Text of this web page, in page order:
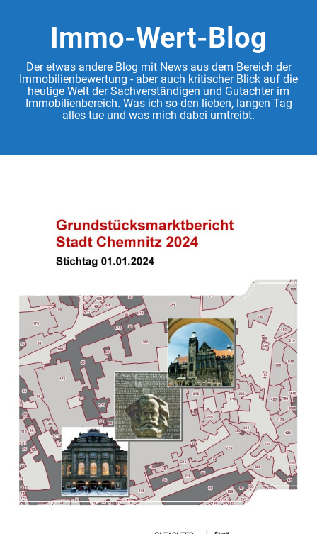
Immo-Wert-Blog
Der etwas andere Blog mit News aus dem Bereich der
Immobilienbewertung - aber auch kritischer Blick auf die
heutige Welt der Sachverständigen und Gutachter im
Immobilienbereich. Was ich so den lieben, langen Tag
alles tue und was mich dabei umtreibt.